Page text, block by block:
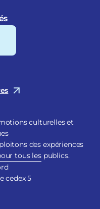
culturelles et
des expériences
tous les publics.
cedex 5